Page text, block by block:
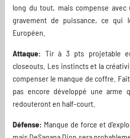
long du tout, mais compense avec
gravement de puissance, ce qui
Européen.
Attaque: Tir à 3 pts projetable
closeouts. Les instincts et la
compenser le manque de coffre.
pas encore développé une arme
redouteront en half-court.
Défense: Manque de force et